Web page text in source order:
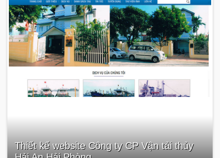
Thiết kế website Công ty CP Vận tải thủy